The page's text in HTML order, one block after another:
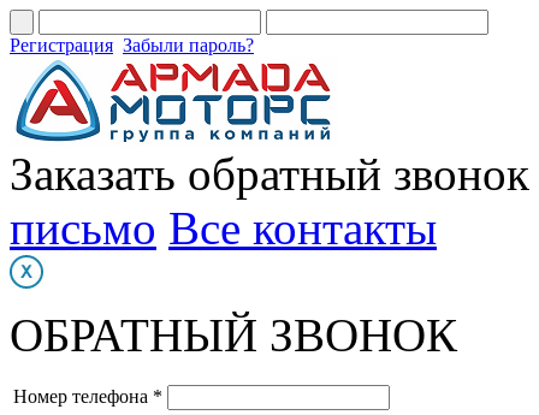
Регистрация Забыли пароль?
Заказать обратный звонок
письмо Все контакты
ОБРАТНЫЙ ЗВОНОК
Номер телефона *